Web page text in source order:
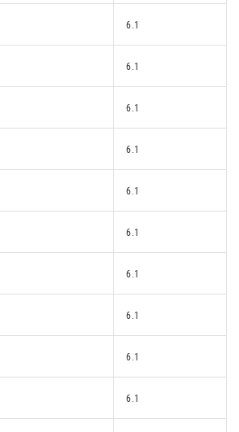
6.1
6.1
6.1
6.1
6.1
6.1
6.1
6.1
6.1
6.1